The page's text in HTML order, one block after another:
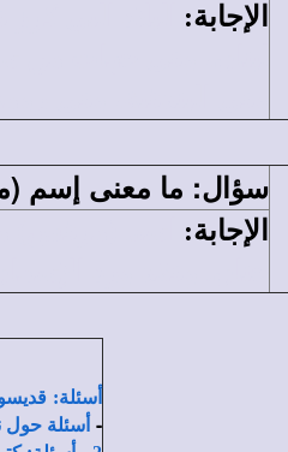
الإجابة:
سؤال: ما معنى إسم
الإجابة:
أسئلة:
- أسئلة حول